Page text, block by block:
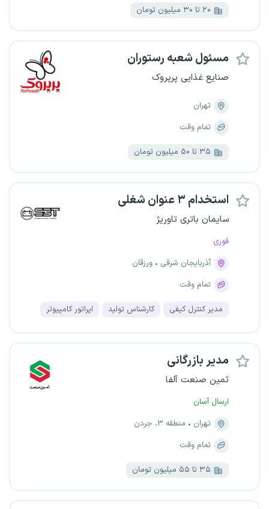
۲۰ تا ۳۰ میلیون تومان
مسئول شعبه رستوران
صنایع غذایی پرپروک
تهران
تمام وقت
۳۵ تا ۵۰ میلیون تومان
استخدام ۳ عنوان شغلی
سایمان باتری تاوریژ
فوری
آذربایجان شرقی
ورزقان
تمام وقت
مدیر کنترل کیفی کارشناس تولید اپراتور کامپیوتر
مدیر بازرگانی
ثمین صنعت آلفا
ارسال آسان
تهران
منطقه ۳، جردن
تمام وقت
۳۵ تا ۵۵ میلیون تومان